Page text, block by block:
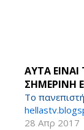
ΑΥΤΑ ΕΙΝΑΙ
ΣΗΜΕΡΙΝΗ
Το
28 Απρ 2017